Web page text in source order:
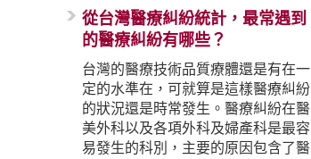
從台灣醫療糾紛統計，最常遇到
的醫療糾紛有哪些？
台灣的醫療技術品質療體還是有在一
定的水準在，可就算是這樣醫療糾紛
的狀況還是時常發生。醫療糾紛在醫
美外科以及各項外科及婦產科是最容
易發生的科別，主要的原因包含了醫